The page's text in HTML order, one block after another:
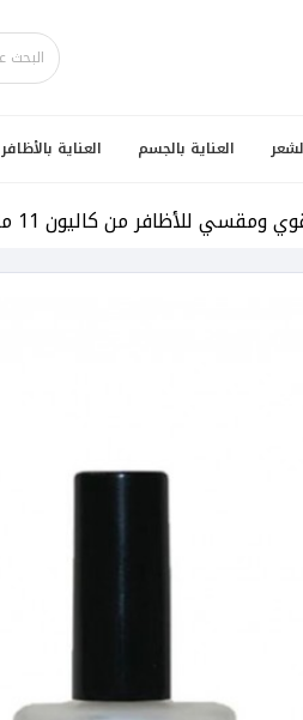
العناية بالجسم العناية بالأظافر
ومقسي للأظافر من كاليون 11 مل